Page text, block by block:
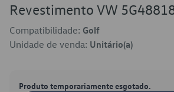
Revestimento VW
Compatibilidade: Golf
Unidade de venda: Unitário(a)
Produto temporariamente esgotado.